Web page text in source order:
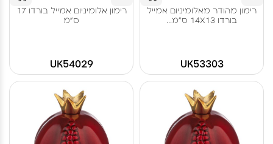
רימון מהודר מאלומיניום אמייל
בורדו 14X13 ס"מ...
UK53303
רימון אלומיניום אמייל בורדו 17
ס"מ
UK54029